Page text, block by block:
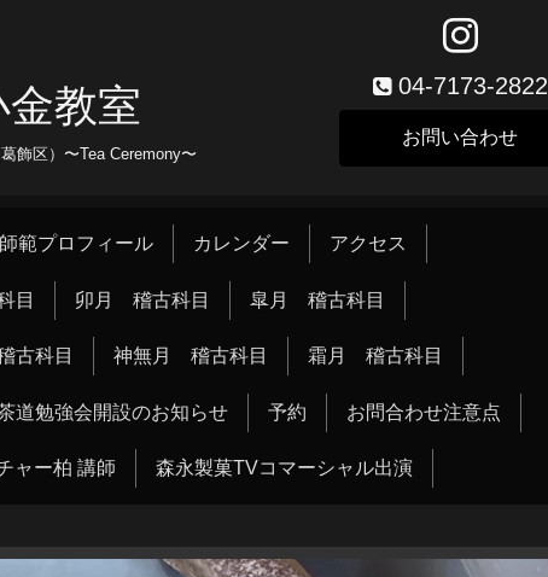
教室
飾区）〜Tea Ceremony〜
04-7173-2822
お問い合わせ
師範プロフィール カレンダー アクセス
目 卯月 稽古科目 皐月 稽古科目
古科目 神無月 稽古科目 霜月 稽古科目
道勉強会開設のお知らせ 予約 お問合わせ注意点
ャー柏 講師 森永製菓TVコマーシャル出演